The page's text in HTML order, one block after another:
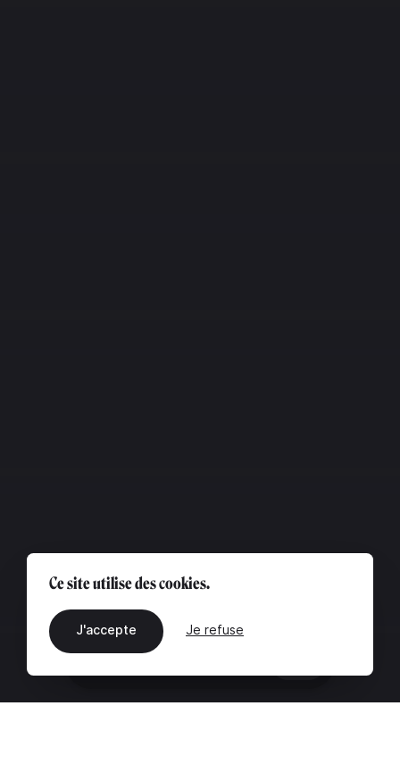
Ce site utilise des cookies.
J'accepte Je refuse